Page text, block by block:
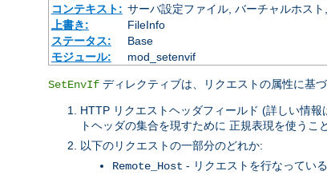
コンテキスト: サーバ設定ファイル, バーチャルホス
上書き:
FileInfo
ステータス:
Base
モジュール:
mod_setenvif
SetEnvIf ディレクティブは、リクエストの属性に基
HTTP リクエストヘッダフィールド (詳しい情報
トヘッダの集合を現すために 正規表現を使うこ
以下のリクエストの一部分のどれか:
Remote_Host - リクエストを行なってい